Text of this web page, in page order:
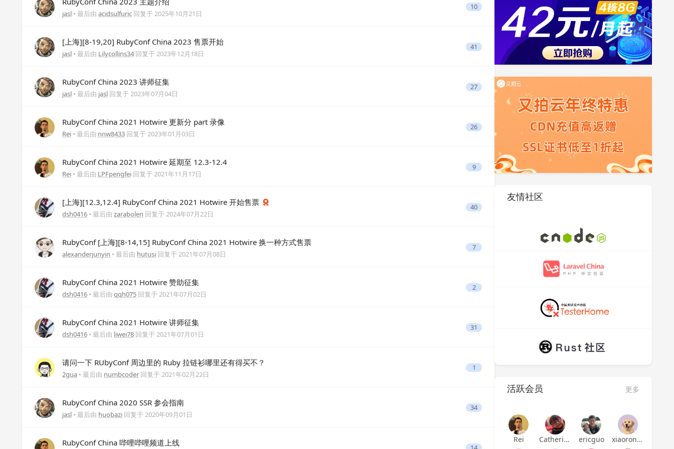
jasl • 最后由 acidsulfuric 回复于2025年10月21日
10
[上海][8-19,20] RubyConf China 2023 售票开始
jasl • 最后由 Lilycollins34 回复于2023年12月18日
41
RubyConf China 2023 讲师征集
jasl • 最后由 jasl 回复于2023年07月04日
27
RubyConf China 2021 Hotwire 更新分 part 录像
Rei • 最后由 nnw8433 回复于2023年01月03日
26
RubyConf China 2021 Hotwire 延期至 12.3-12.4
Rei • 最后由 LPFpengfei 回复于2021年11月17日
9
[上海][12.3,12.4] RubyConf China 2021 Hotwire 开始售票
dsh0416 • 最后由 zarabolen 回复于2024年07月22日
40
RubyConf [上海][8-14,15] RubyConf China 2021 Hotwire 换一种方式售票
alexanderjunyin • 最后由 hutusi 回复于2021年07月08日
7
RubyConf China 2021 Hotwire 赞助征集
dsh0416 • 最后由 qqh075 回复于2021年07月02日
2
RubyConf China 2021 Hotwire 讲师征集
dsh0416 • 最后由 liwei78 回复于2021年07月01日
31
请问一下 RUbyConf 周边里的 Ruby 拉链衫哪里还有得买不？
2gua • 最后由 numbcoder 回复于2021年02月22日
1
RubyConf China 2020 SSR 参会指南
jasl • 最后由 huobazi 回复于2020年09月01日
34
RubyConf China 哔哩哔哩频道上线
友情社区
活跃会员 更多
Rei Catherine ericguo xiaoronglv